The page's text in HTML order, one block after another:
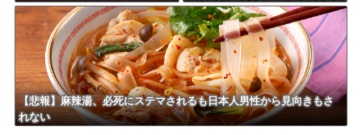
ｗｗｗｗｗｗｗｗｗｗｗｗｗｗ
ｗｗｗｗｗｗ
る・・・
【悲報】麻辣湯、必死にステマされるも日本人男性から見向きもさ
れない